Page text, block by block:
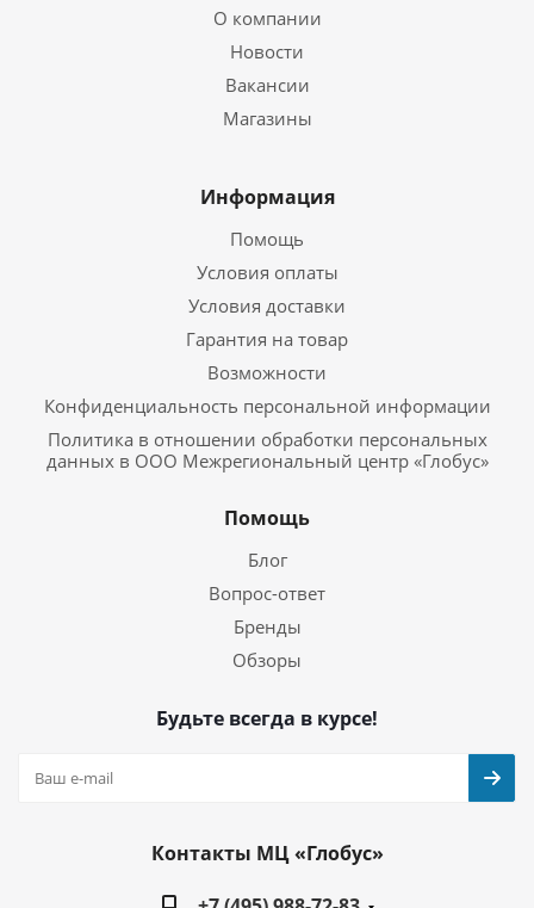
О компании
Новости
Вакансии
Магазины
Информация
Помощь
Условия оплаты
Условия доставки
Гарантия на товар
Возможности
Конфиденциальность персональной информации
Политика в отношении обработки персональных
данных в ООО Межрегиональный центр «Глобус»
Помощь
Блог
Вопрос-ответ
Бренды
Обзоры
Будьте всегда в курсе!
Контакты МЦ «Глобус»